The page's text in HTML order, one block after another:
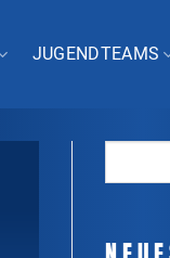
JUGENDTEAMS